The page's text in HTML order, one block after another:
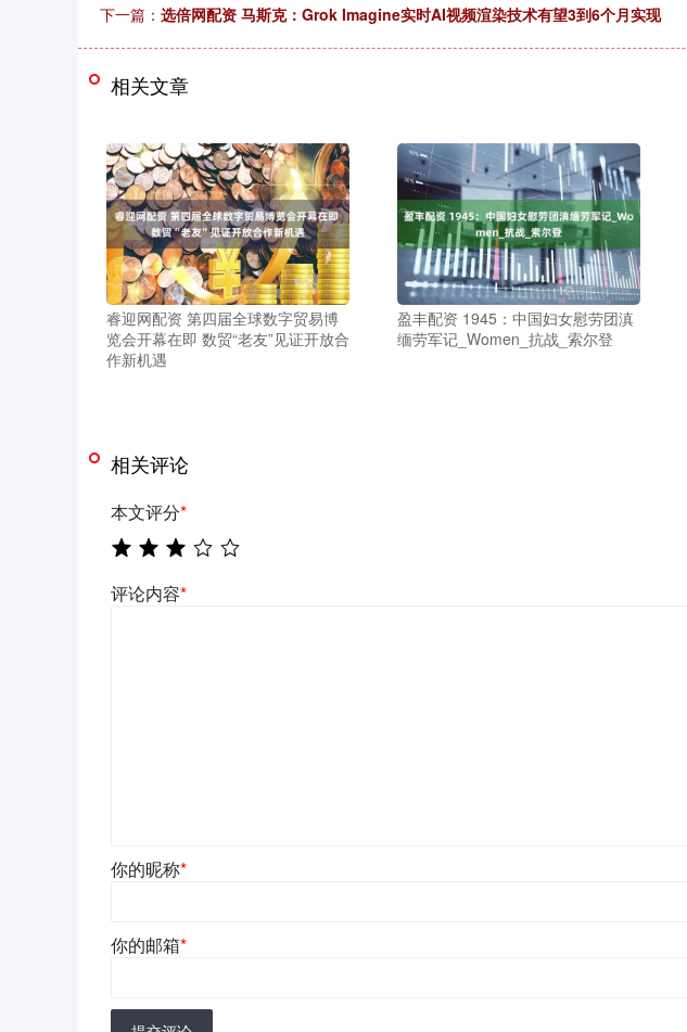
下一篇： 选倍网配资 马斯克：Grok Imagine实时AI视频渲染技术有望3到6个月实现
相关文章
睿迎网配资 第四届全球数字贸易博
览会开幕在即 数贸“老友”见证开放合
作新机遇
盈丰配资 1945：中国妇女慰劳团滇
缅劳军记_Women_抗战_索尔登
相关评论
本文评分*
评论内容*
你的昵称*
你的邮箱*